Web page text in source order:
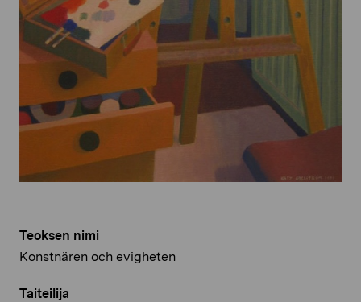
Teoksen nimi
Konstnären och evigheten
Taiteilija